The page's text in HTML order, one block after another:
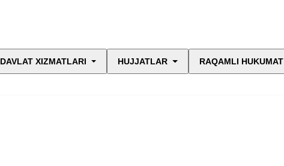
DAVLAT XIZMATLARI HUJJATLAR RAQAMLI HUKUMAT